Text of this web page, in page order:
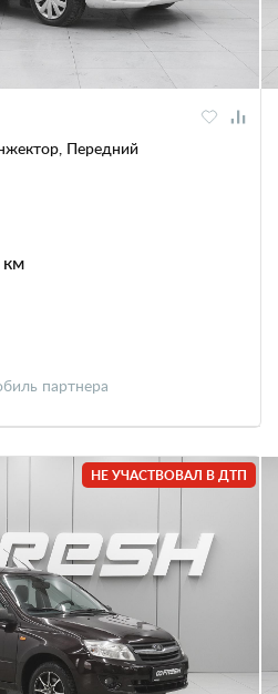
Передний
км
партнера
НЕ УЧАСТВОВАЛ В ДТП